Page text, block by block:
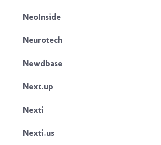
NeoInside
Neurotech
Newdbase
Next.up
Nexti
Nexti.us